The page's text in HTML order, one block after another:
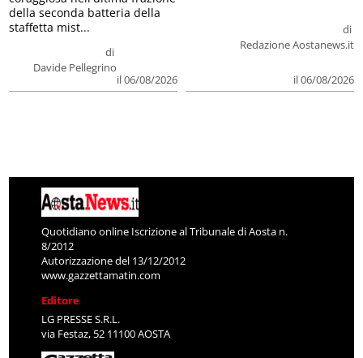
di
Davide Pellegrino
il 06/08/2026
della seconda batteria della
staffetta mist...
di
Redazione Aostanews.it
il 06/08/2026
Quotidiano online Iscrizione al Tribunale di Aosta n.
8/2012
Autorizzazione del 13/12/2012
www.gazzettamatin.com
Editore
LG PRESSE S.R.L.
via Festaz, 52 11100 AOSTA